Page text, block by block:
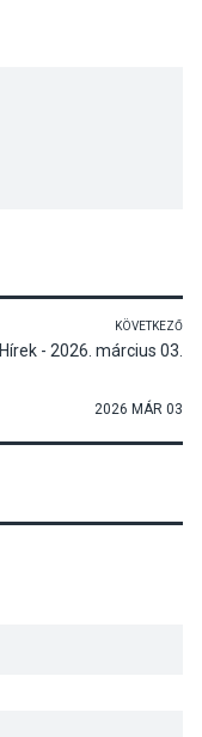
KÖVETKEZŐ
Hírek - 2026. március 03.
2026 MÁR 03